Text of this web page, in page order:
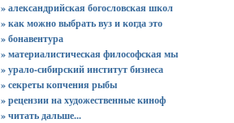
» александрийская богословская школ
» как можно выбрать вуз и когда это
» бонавентура
» материалистическая философская мы
» урало-сибирский институт бизнеса
» секреты копчения рыбы
» рецензии на художественные киноф
»читать дальше...